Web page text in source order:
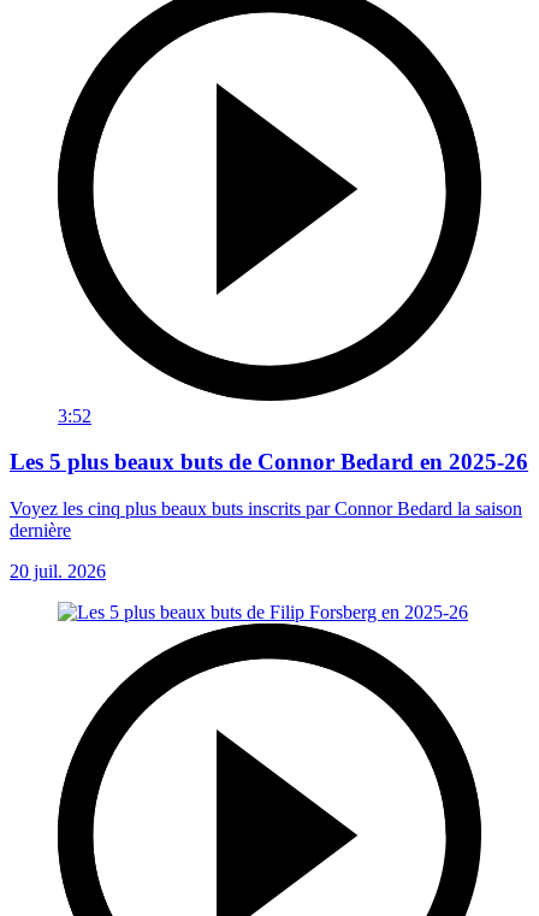
3:52
Les 5 plus beaux buts de Connor Bedard en 2025-26
Voyez les cinq plus beaux buts inscrits par Connor Bedard la saison
dernière
20 juil. 2026